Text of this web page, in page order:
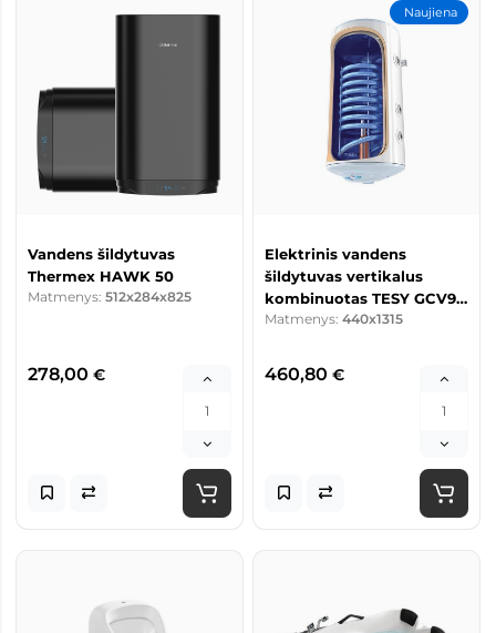
Vandens šildytuvas
Thermex HAWK 50
Matmenys: 512x284x825
278,00 €
Naujiena
Elektrinis vandens
šildytuvas vertikalus
kombinuotas TESY GCV9S
150L RCP su sausu
elementu
Matmenys: 440x1315
460,80 €